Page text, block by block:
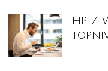
HP Z